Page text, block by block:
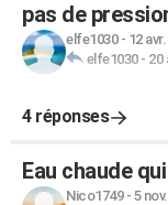
pas de
elfe1030- 12
elfe1030- 20
4 réponses
Eau chaude
Nico1749- 5